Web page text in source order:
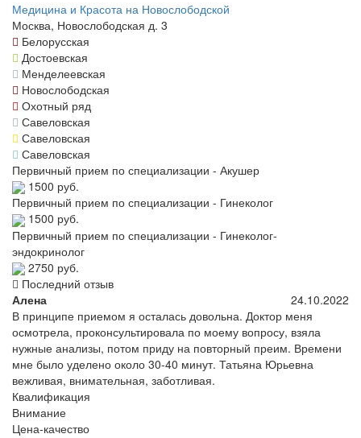
Медицина и Красота на Новослободской
Москва, Новослободская д. 3
Белорусская
Достоевская
Менделеевская
Новослободская
Охотный ряд
Савеловская
Савеловская
Савеловская
Первичный прием по специализации - Акушер
1500 руб.
Первичный прием по специализации - Гинеколог
1500 руб.
Первичный прием по специализации - Гинеколог-
эндокринолог
2750 руб.
Последний отзыв
Алена
24.10.2022
В принципе приемом я осталась довольна. Доктор меня
осмотрела, проконсультировала по моему вопросу, взяла
нужные анализы, потом приду на повторный преим. Времени
мне было уделено около 30-40 минут. Татьяна Юрьевна
вежливая, внимательная, заботливая.
Квалификация
Внимание
Цена-качество